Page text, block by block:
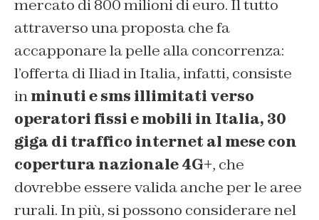
mercato di 800 milioni di euro. Il tutto
attraverso una proposta che fa
accapponare la pelle alla concorrenza:
l’offerta di Iliad in Italia, infatti, consiste
inminuti e sms illimitati verso
operatori fissi e mobili in Italia, 30
giga di traffico internet al mese con
copertura nazionale 4G+, che
dovrebbe essere valida anche per le aree
rurali. In più, si possono considerare nel